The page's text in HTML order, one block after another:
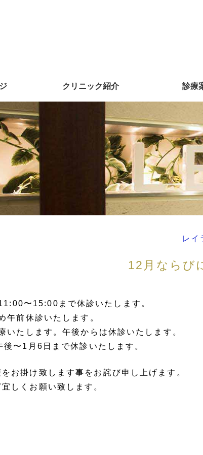
クリニック紹介 診療
レイ
12月ならび
〜15:00まで休診いたします。
午前休診いたします。
いたします。午後からは休診いたします。
〜1月6日まで休診いたします。
お掛け致します事をお詫び申し上げます。
しくお願い致します。